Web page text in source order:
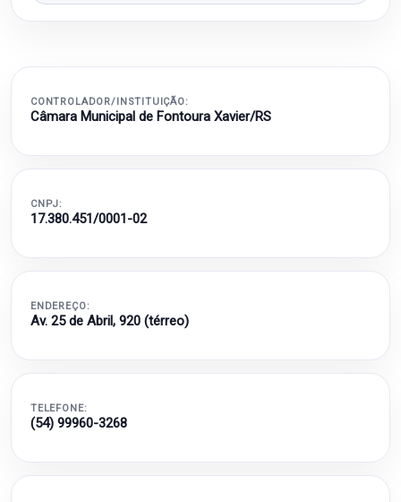
CONTROLADOR/INSTITUIÇÃO:
Câmara Municipal de Fontoura Xavier/RS
CNPJ:
17.380.451/0001-02
ENDEREÇO:
Av. 25 de Abril, 920 (térreo)
TELEFONE:
(54) 99960-3268